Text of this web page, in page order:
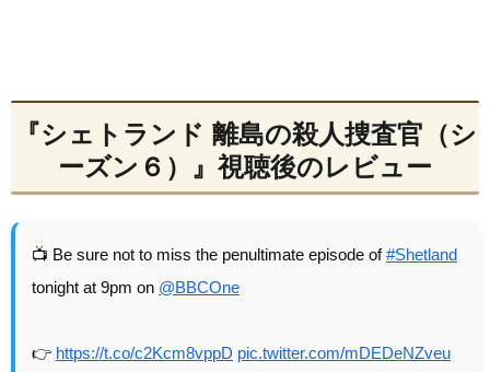
『シェトランド 離島の殺人捜査官（シ
ーズン６）』視聴後のレビュー
📺 Be sure not to miss the penultimate episode of#Shetland
tonight at 9pm on @BBCOne
👉 https://t.co/c2Kcm8vppD pic.twitter.com/mDEDeNZveu